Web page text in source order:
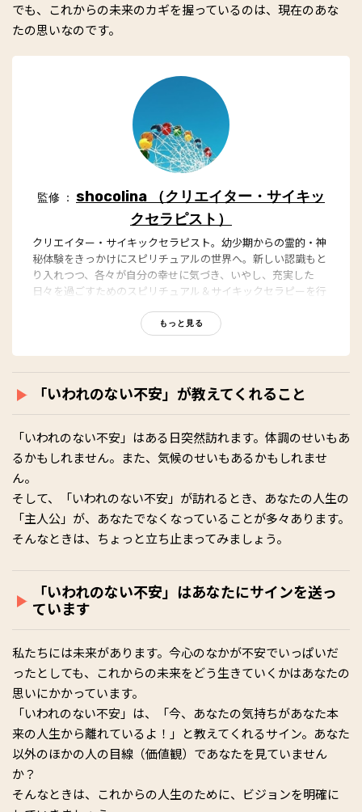
でも、これからの未来のカギを握っているのは、現在のあな
たの思いなのです。
監修 ： shocolina （クリエイター・サイキッ
クセラピスト）
クリエイター・サイキックセラピスト。幼少期からの霊的・神
秘体験をきっかけにスピリチュアルの世界へ。新しい認識もと
り入れつつ、各々が自分の幸せに気づき、いやし、充実した
日々を過ごすためのスピリチュアル＆サイキックセラピーを行
もっと見る
「いわれのない不安」が教えてくれること
「いわれのない不安」はある日突然訪れます。体調のせいもあ
るかもしれません。また、気候のせいもあるかもしれませ
ん。
そして、「いわれのない不安」が訪れるとき、あなたの人生の
「主人公」が、あなたでなくなっていることが多々あります。
そんなときは、ちょっと立ち止まってみましょう。
「いわれのない不安」はあなたにサインを送っ
ています
私たちには未来があります。今心のなかが不安でいっぱいだ
ったとしても、これからの未来をどう生きていくかはあなたの
思いにかかっています。
「いわれのない不安」は、「今、あなたの気持ちがあなた本
来の人生から離れているよ！」と教えてくれるサイン。あなた
以外のほかの人の目線（価値観）であなたを見ていません
か？
そんなときは、これからの人生のために、ビジョンを明確に